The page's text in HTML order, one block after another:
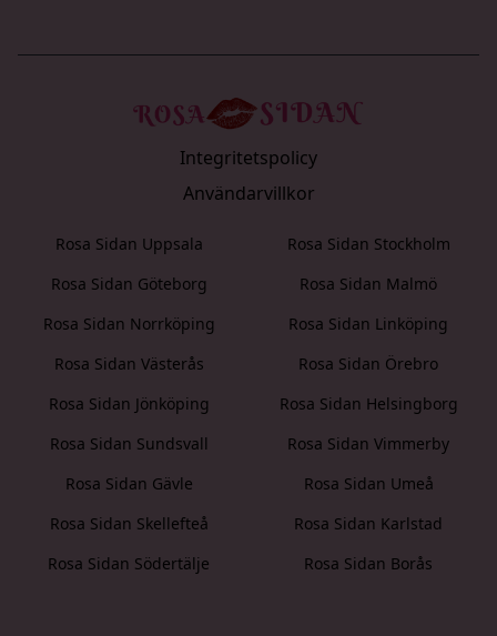
Integritetspolicy
Användarvillkor
Rosa Sidan Uppsala
Rosa Sidan Stockholm
Rosa Sidan Göteborg
Rosa Sidan Malmö
Rosa Sidan Norrköping
Rosa Sidan Linköping
Rosa Sidan Västerås
Rosa Sidan Örebro
Rosa Sidan Jönköping
Rosa Sidan Helsingborg
Rosa Sidan Sundsvall
Rosa Sidan Vimmerby
Rosa Sidan Gävle
Rosa Sidan Umeå
Rosa Sidan Skellefteå
Rosa Sidan Karlstad
Rosa Sidan Södertälje
Rosa Sidan Borås